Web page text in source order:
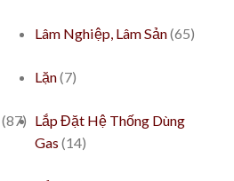
Lâm Nghiệp, Lâm Sản(65)
Lặn(7)
(87) Lắp Đặt Hệ Thống Dùng
Gas(14)